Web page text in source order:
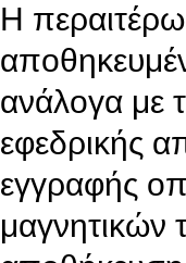
Η
ανάλογα με
εφεδρικής
εγγραφής
μαγνητικών